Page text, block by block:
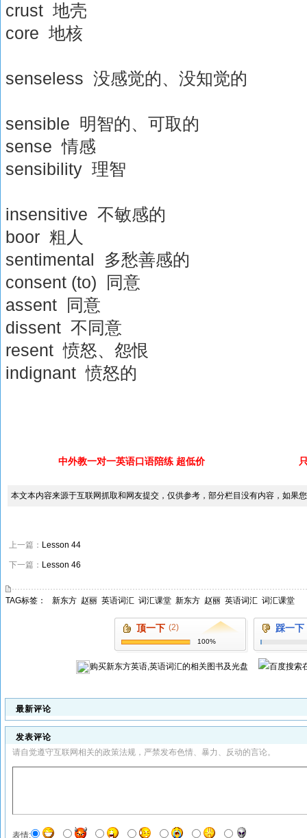
crust 地壳
core 地核
senseless 没感觉的、没知觉的
sensible 明智的、可取的
sense 情感
sensibility 理智
insensitive 不敏感的
boor 粗人
sentimental 多愁善感的
consent (to) 同意
assent 同意
dissent 不同意
resent 愤怒、怨恨
indignant 愤怒的
中外教一对一英语口语陪练 超低价
本文本内容来源于互联网抓取和网友提交，仅供参考，部分栏目没有内容，如果
上一篇： Lesson 44
下一篇： Lesson 46
TAG标签： 新东方 赵丽 英语词汇 词汇课堂 新东方 赵丽 英语词汇 词汇课堂
顶一下 (2)
100%
踩一下
购买新东方英语,英语词汇的相关图书及光盘
最新评论
发表评论
请自觉遵守互联网相关的政策法规，严禁发布色情、暴力、反动的言论。
表情: